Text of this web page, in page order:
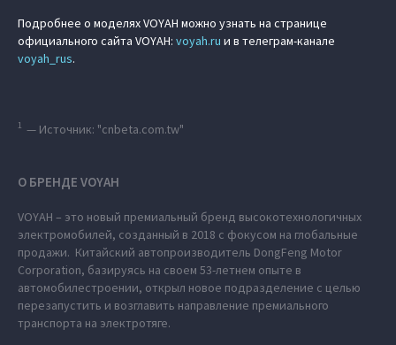
Подробнее о моделях VOYAH можно узнать на странице
официального сайта VOYAH: voyah.ru и в телеграм-канале
voyah_rus.
1 — Источник: "cnbeta.com.tw"
О БРЕНДЕ VOYAH
VOYAH – это новый премиальный бренд высокотехнологичных
электромобилей, созданный в 2018 с фокусом на глобальные
продажи. Китайский автопроизводитель DongFeng Motor
Corporation, базируясь на своем 53-летнем опыте в
автомобилестроении, открыл новое подразделение с целью
перезапустить и возглавить направление премиального
транспорта на электротяге.